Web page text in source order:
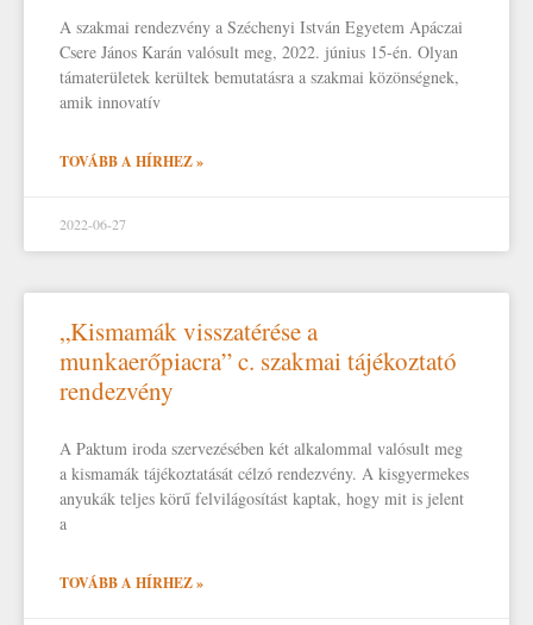
A szakmai rendezvény a Széchenyi István Egyetem Apáczai
Csere János Karán valósult meg, 2022. június 15-én. Olyan
támaterületek kerültek bemutatásra a szakmai közönségnek,
amik innovatív
TOVÁBB A HÍRHEZ »
2022-06-27
„Kismamák visszatérése a
munkaerőpiacra” c. szakmai tájékoztató
rendezvény
A Paktum iroda szervezésében két alkalommal valósult meg
a kismamák tájékoztatását célzó rendezvény. A kisgyermekes
anyukák teljes körű felvilágosítást kaptak, hogy mit is jelent
a
TOVÁBB A HÍRHEZ »